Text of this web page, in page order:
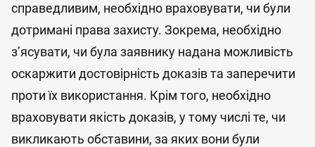
справедливим, необхідно враховувати, чи були
дотримані права захисту. Зокрема, необхідно
з’ясувати, чи була заявнику надана можливість
оскаржити достовірність доказів та заперечити
проти їх використання. Крім того, необхідно
враховувати якість доказів, у тому числі те, чи
викликають обставини, за яких вони були